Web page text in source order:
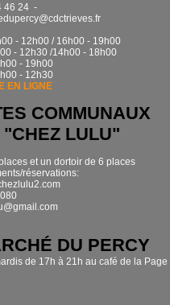
46 24 -
- 12h00 / 16h00 - 19h00
- 12h30 /14h00 - 18h00
- 19h00
- 12h30
EN LIGNE
COMMUNAUX
"CHEZ LULU"
et un dortoir de 6 places
réservations:
DU PERCY
de 17h à 21h au café de la Page